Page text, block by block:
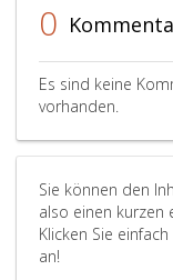
0
Es sind keine
vorhanden.
Sie können den
also einen kurzen
Klicken Sie
an!